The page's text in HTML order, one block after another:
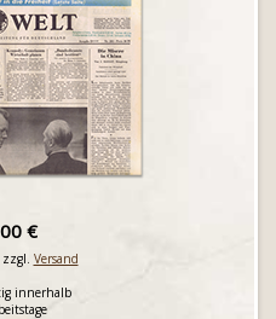
€
Versand
innerhalb